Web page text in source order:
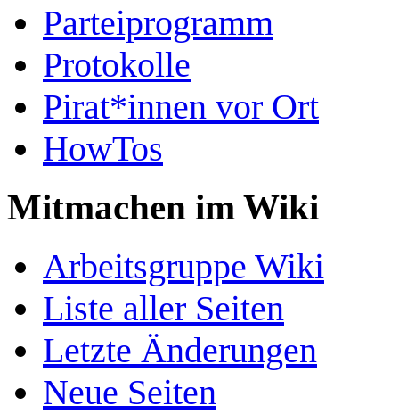
Parteiprogramm
Protokolle
Pirat*innen vor Ort
HowTos
Mitmachen im Wiki
Arbeitsgruppe Wiki
Liste aller Seiten
Letzte Änderungen
Neue Seiten